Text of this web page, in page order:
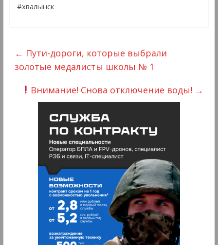
#хвалынск
← Пути-дороги, которые выбрали
золотые медалисты школы № 1
Внимание! Снова отключение воды! →